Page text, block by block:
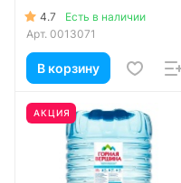
4.7
Есть в наличии
Арт. 0013071
В корзину
АКЦИЯ